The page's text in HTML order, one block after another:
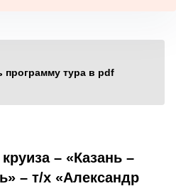
программу тура в pdf
– «Казань –
– т/х «Александр